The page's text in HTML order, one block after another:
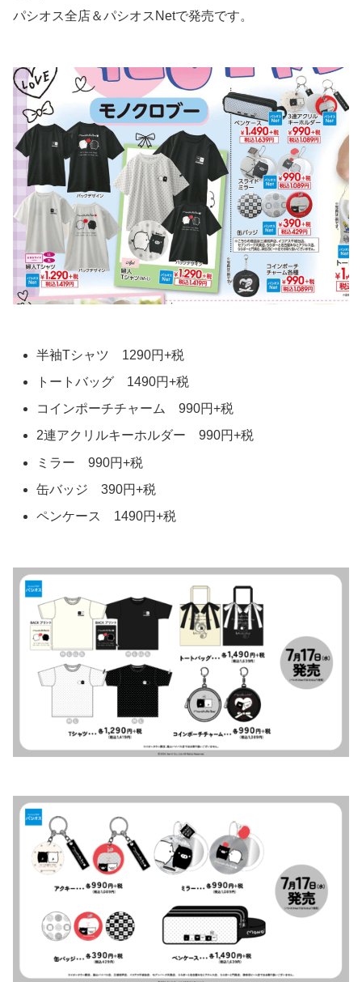
パシオス全店＆パシオスNetで発売です。
半袖Tシャツ 1290円+税
トートバッグ 1490円+税
コインポーチチャーム 990円+税
2連アクリルキーホルダー 990円+税
ミラー 990円+税
缶バッジ 390円+税
ペンケース 1490円+税